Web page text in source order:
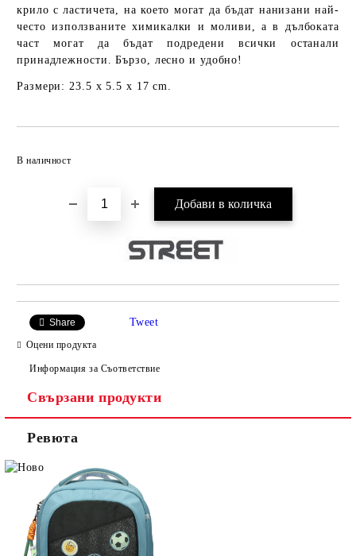
крило с ластичета, на което могат да бъдат нанизани най-
често използваните химикалки и моливи, а в дълбоката
част могат да бъдат подредени всички останали
принадлежности. Бързо, лесно и удобно!
Размери: 23.5 x 5.5 x 17 cm.
В наличност
Share Tweet
Оцени продукта
Информация за Съответствие
Свързани продукти
Ревюта